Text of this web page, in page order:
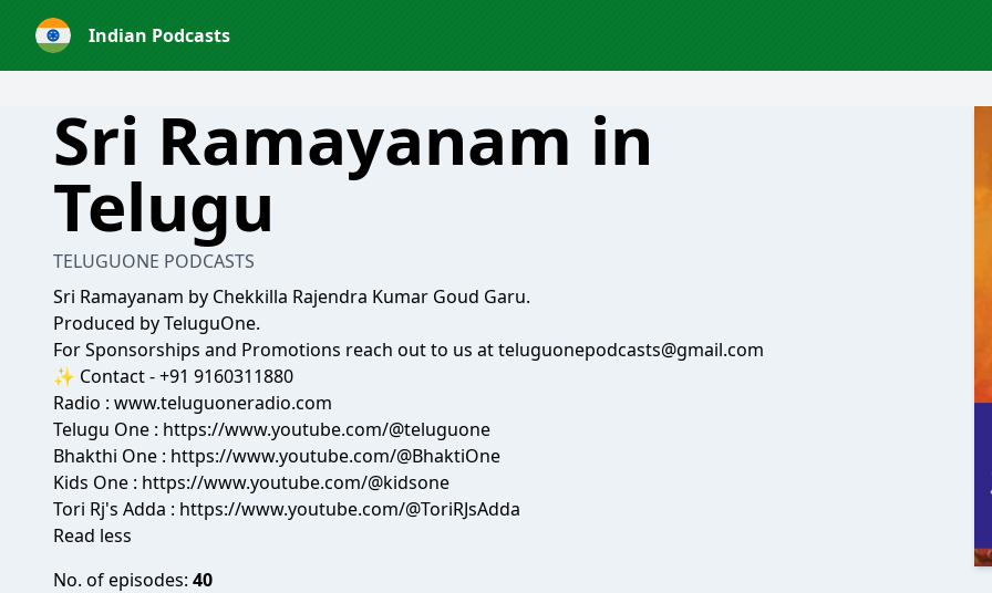
Indian Podcasts
Sri Ramayanam in
Telugu
TELUGUONE PODCASTS
Sri Ramayanam by Chekkilla Rajendra Kumar Goud Garu.
Produced by TeluguOne.
For Sponsorships and Promotions reach out to us at teluguonepodcasts@gmail.com
✨ Contact - +91 9160311880
Radio : www.teluguoneradio.com
Telugu One : https://www.youtube.com/@teluguone
Bhakthi One : https://www.youtube.com/@BhaktiOne
Kids One : https://www.youtube.com/@kidsone
Tori Rj's Adda : https://www.youtube.com/@ToriRJsAdda
Read less
No. of episodes: 40